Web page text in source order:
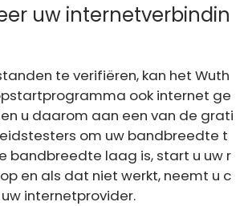
uw internetverbindin
te verifiëren, kan het Wuth
ook internet ge
u daarom aan een van de grati
om uw bandbreedte t
bandbreedte laag is, start u uw r
en als dat niet werkt, neemt u c
internetprovider.